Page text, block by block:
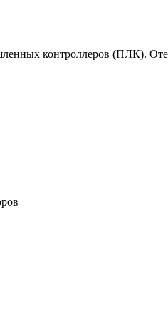
контроллеров (ПЛК).